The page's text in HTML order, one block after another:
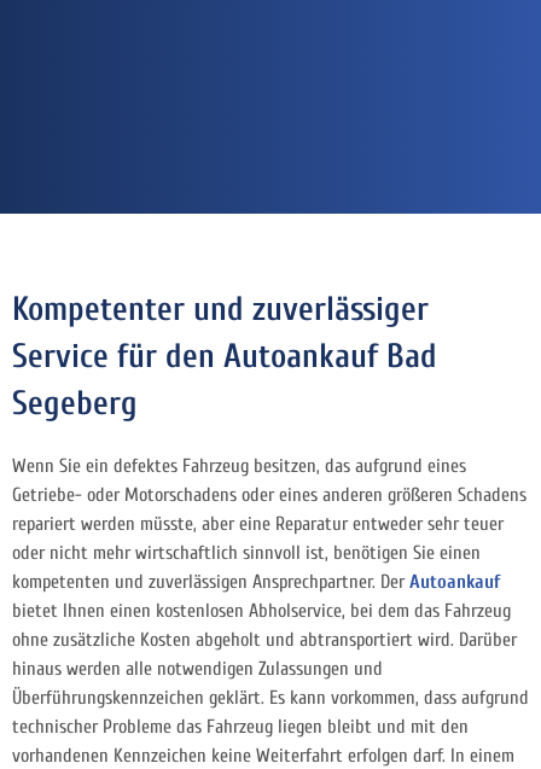
Kompetenter und zuverlässiger
Service für den Autoankauf Bad
Segeberg
Wenn Sie ein defektes Fahrzeug besitzen, das aufgrund eines
Getriebe- oder Motorschadens oder eines anderen größeren Schadens
repariert werden müsste, aber eine Reparatur entweder sehr teuer
oder nicht mehr wirtschaftlich sinnvoll ist, benötigen Sie einen
kompetenten und zuverlässigen Ansprechpartner. DerAutoankauf
bietet Ihnen einen kostenlosen Abholservice, bei dem das Fahrzeug
ohne zusätzliche Kosten abgeholt und abtransportiert wird. Darüber
hinaus werden alle notwendigen Zulassungen und
Überführungskennzeichen geklärt. Es kann vorkommen, dass aufgrund
technischer Probleme das Fahrzeug liegen bleibt und mit den
vorhandenen Kennzeichen keine Weiterfahrt erfolgen darf. In einem